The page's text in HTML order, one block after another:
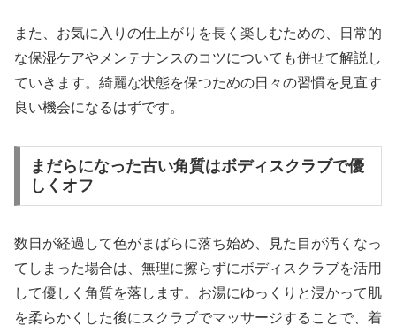
また、お気に入りの仕上がりを長く楽しむための、日常的
な保湿ケアやメンテナンスのコツについても併せて解説し
ていきます。綺麗な状態を保つための日々の習慣を見直す
良い機会になるはずです。
まだらになった古い角質はボディスクラブで優
しくオフ
数日が経過して色がまばらに落ち始め、見た目が汚くなっ
てしまった場合は、無理に擦らずにボディスクラブを活用
して優しく角質を落します。お湯にゆっくりと浸かって肌
を柔らかくした後にスクラブでマッサージすることで、着